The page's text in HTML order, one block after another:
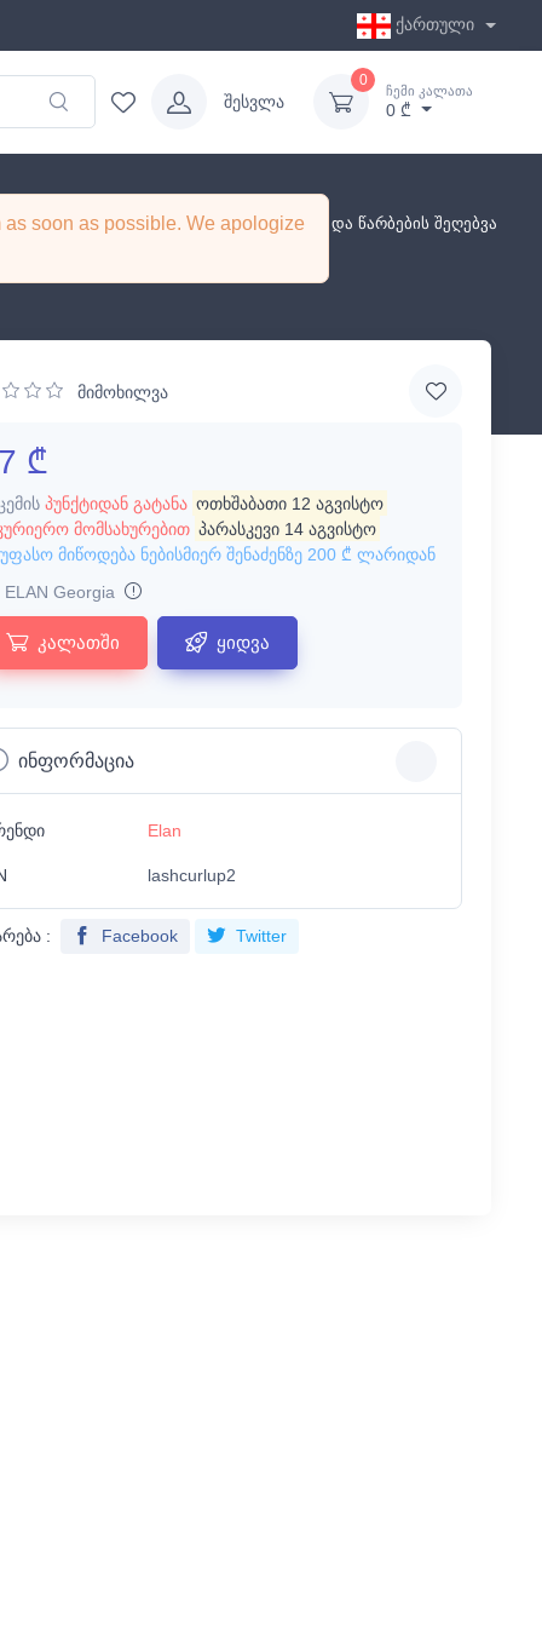
soon as possible. We apologize
ქართული
შესვლა
0
ჩემი კალათა
0 ₾
წარბი და წამწამი წამწამების და წარბების შეღებვა
მიმოხილვა
₾
პუნქტიდან გატანა ოთხშაბათი 12 აგვისტო
მომსახურებით პარასკევი 14 აგვისტო
უფასო მიწოდება ნებისმიერ შენაძენზე 200 ₾ ლარიდან
ELAN Georgia
კალათში ყიდვა
ინფორმაცია
Elan
lashcurlup2
: Facebook Twitter